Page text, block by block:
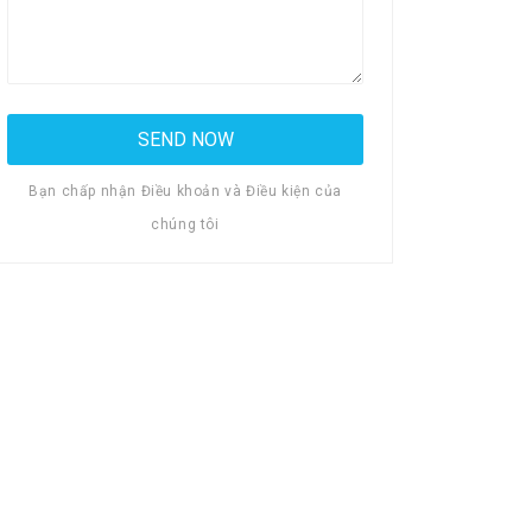
Bạn chấp nhận Điều khoản và Điều kiện của
chúng tôi